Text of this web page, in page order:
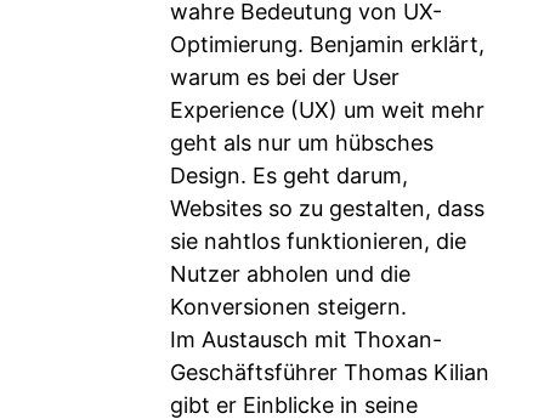
wahre Bedeutung von UX-
Optimierung. Benjamin erklärt,
warum es bei der User
Experience (UX) um weit mehr
geht als nur um hübsches
Design. Es geht darum,
Websites so zu gestalten, dass
sie nahtlos funktionieren, die
Nutzer abholen und die
Konversionen steigern.
Im Austausch mit Thoxan-
Geschäftsführer Thomas Kilian
gibt er Einblicke in seine